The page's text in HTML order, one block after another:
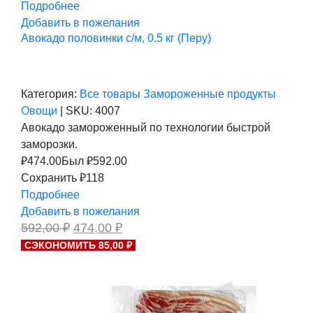
Подробнее
Добавить в пожелания
Авокадо половинки с/м, 0.5 кг (Перу)
Категория: Все товары Замороженные продукты
Овощи
SKU: 4007
Авокадо замороженный по технологии быстрой
заморозки.
₽474.00Был ₽592.00
Сохранить ₽118
Подробнее
Добавить в пожелания
592,00₽ Первоначальная
цена
составляла
474,00 ₽Текущая
цена:
474,00 ₽.
СЭКОНОМИТЬ 85,00 ₽